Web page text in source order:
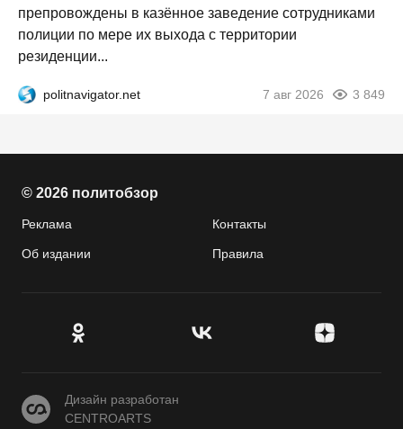
препровождены в казённое заведение сотрудниками
полиции по мере их выхода с территории
резиденции...
politnavigator.net 7 авг 2026 3 849
© 2026 политобзор
Реклама Контакты
Об издании Правила
CENTROARTS